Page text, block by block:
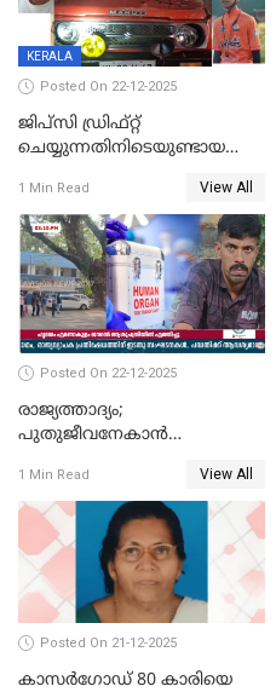
KERALA
Posted On 22-12-2025
ജിപ്സി ഡ്രിഫ്റ്റ്
ചെയ്യുന്നതിനിടെയുണ്ടായ
ദാരുണാന്ത്യം; ജീപ്സി
ഓടിച്ചയാൾ അറസ്റ്റിൽ.
1 Min Read View All
Posted On 22-12-2025
രാജ്യത്താദ്യം;
പുതുജീവനേകാൻ
എറണാകുളം സർക്കാർ
ജനറൽ
ആശുപത്രിയിലെത്തിച്ചു
1 Min Read View All
Posted On 21-12-2025
കാസർഗോഡ് 80 കാരിയെ